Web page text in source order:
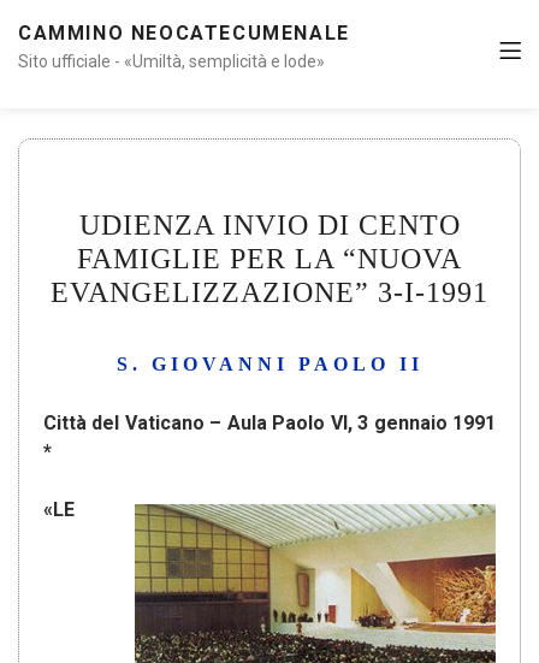
CAMMINO NEOCATECUMENALE
Sito ufficiale - «Umiltà, semplicità e lode»
UDIENZA INVIO DI CENTO
FAMIGLIE PER LA “NUOVA
EVANGELIZZAZIONE” 3-I-1991
S. GIOVANNI PAOLO II
Città del Vaticano – Aula Paolo VI, 3 gennaio 1991
*
«LE